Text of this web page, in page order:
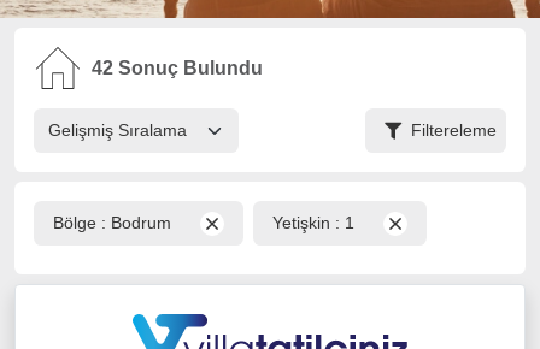
42 Sonuç Bulundu
Filtereleme
Bölge : Bodrum Yetişkin : 1